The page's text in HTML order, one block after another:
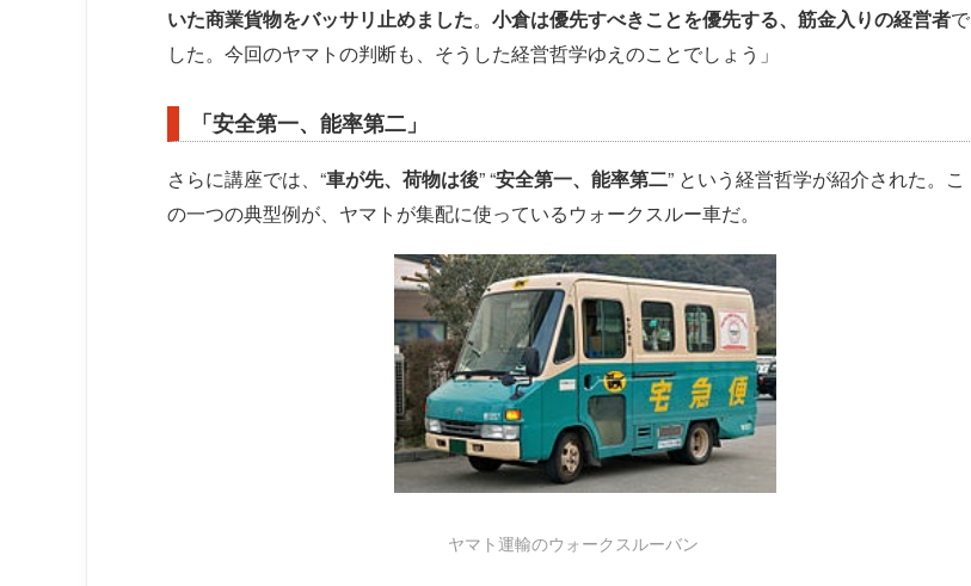
いた商業貨物をバッサリ止めました。 小倉は優先すべきことを優先する、筋金入りの経営者で
した。今回のヤマトの判断も、そうした経営哲学ゆえのことでしょう」
「安全第一、能率第二」
さらに講座では、“車が先、荷物は後” “安全第一、能率第二” という経営哲学が紹介された。こ
の一つの典型例が、ヤマトが集配に使っているウォークスルー車だ。
ヤマト運輸のウォークスルーバン